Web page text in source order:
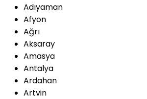
Adıyaman
Afyon
Ağrı
Aksaray
Amasya
Antalya
Ardahan
Artvin